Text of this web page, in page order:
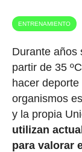
ENTRENAMIENTO
Durante años
partir de 35
hacer
organismos
y la propia
utilizan
para valorar